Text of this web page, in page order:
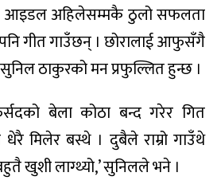
आइडल अहिलेसम्मकै ठुलो सफलता
गीत गाउँछन् । छोरालाई आफुसँगै
ठाकुरको मन प्रफुल्लित हुन्छ ।
बेला कोठा बन्द गरेर गित
मिलेर बस्थे । दुबैले राम्रो गाउँथे
खुशी लाग्थ्यो,’ सुनिलले भने ।